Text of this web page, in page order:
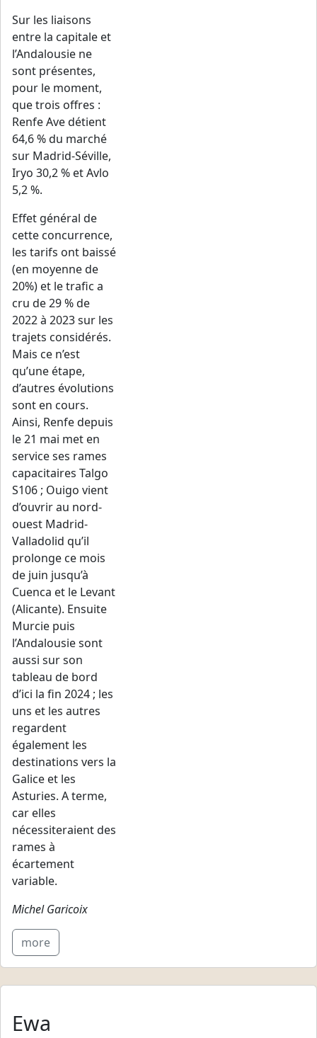
Sur les liaisons
entre la capitale et
l’Andalousie ne
sont présentes,
pour le moment,
que trois offres :
Renfe Ave détient
64,6 % du marché
sur Madrid-Séville,
Iryo 30,2 % et Avlo
5,2 %.
Effet général de
cette concurrence,
les tarifs ont baissé
(en moyenne de
20%) et le trafic a
cru de 29 % de
2022 à 2023 sur les
trajets considérés.
Mais ce n’est
qu’une étape,
d’autres évolutions
sont en cours.
Ainsi, Renfe depuis
le 21 mai met en
service ses rames
capacitaires Talgo
S106 ; Ouigo vient
d’ouvrir au nord-
ouest Madrid-
Valladolid qu’il
prolonge ce mois
de juin jusqu’à
Cuenca et le Levant
(Alicante). Ensuite
Murcie puis
l’Andalousie sont
aussi sur son
tableau de bord
d’ici la fin 2024 ; les
uns et les autres
regardent
également les
destinations vers la
Galice et les
Asturies. A terme,
car elles
nécessiteraient des
rames à
écartement
variable.
Michel Garicoix
more
Ewa